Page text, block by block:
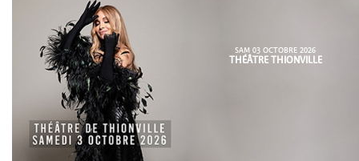
SAM 03 OCTOBRE 2026
THÉÂTRE THIONVILLE